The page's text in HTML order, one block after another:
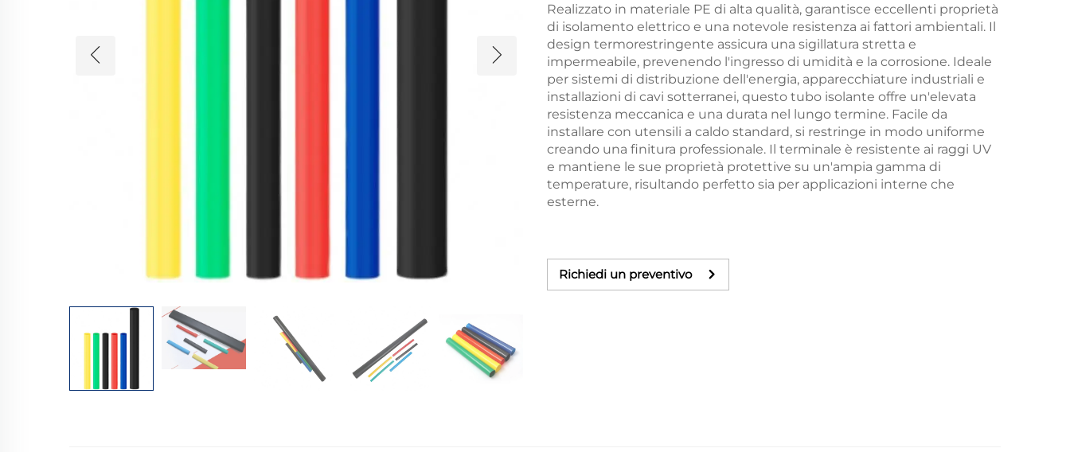
Realizzato in materiale PE di alta qualità, garantisce eccellenti proprietà
di isolamento elettrico e una notevole resistenza ai fattori ambientali. Il
design termorestringente assicura una sigillatura stretta e
impermeabile, prevenendo l'ingresso di umidità e la corrosione. Ideale
per sistemi di distribuzione dell'energia, apparecchiature industriali e
installazioni di cavi sotterranei, questo tubo isolante offre un'elevata
resistenza meccanica e una durata nel lungo termine. Facile da
installare con utensili a caldo standard, si restringe in modo uniforme
creando una finitura professionale. Il terminale è resistente ai raggi UV
e mantiene le sue proprietà protettive su un'ampia gamma di
temperature, risultando perfetto sia per applicazioni interne che
esterne.
Richiedi un preventivo